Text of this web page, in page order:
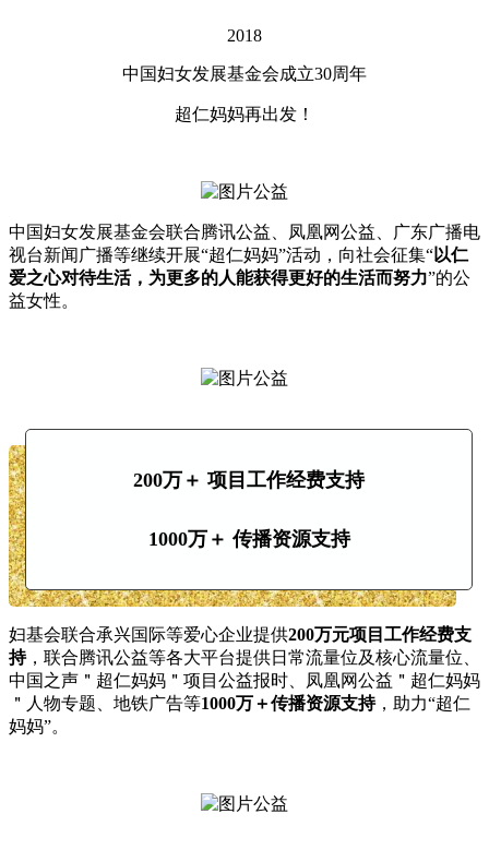
2018
中国妇女发展基金会成立30周年
超仁妈妈再出发！
中国妇女发展基金会联合腾讯公益、凤凰网公益、广东广播电
视台新闻广播等继续开展“超仁妈妈”活动，向社会征集“以仁
爱之心对待生活，为更多的人能获得更好的生活而努力”的公
益女性。
200万＋ 项目工作经费支持
1000万＋ 传播资源支持
妇基会联合承兴国际等爱心企业提供200万元项目工作经费支
持，联合腾讯公益等各大平台提供日常流量位及核心流量位、
中国之声＂超仁妈妈＂项目公益报时、凤凰网公益＂超仁妈妈
＂人物专题、地铁广告等1000万＋传播资源支持，助力“超仁
妈妈”。